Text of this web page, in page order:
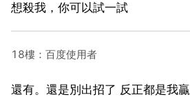
想殺我，你可以試一試
18樓：百度使用者
還有。還是別出招了 反正都是我贏